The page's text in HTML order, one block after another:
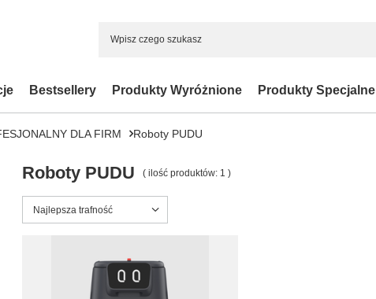
Bestsellery Produkty Wyróżnione Produkty Specjalne
DLA FIRM Roboty PUDU
Roboty PUDU ( ilość produktów: 1 )
Zmień sortowanie
Najlepsza trafność